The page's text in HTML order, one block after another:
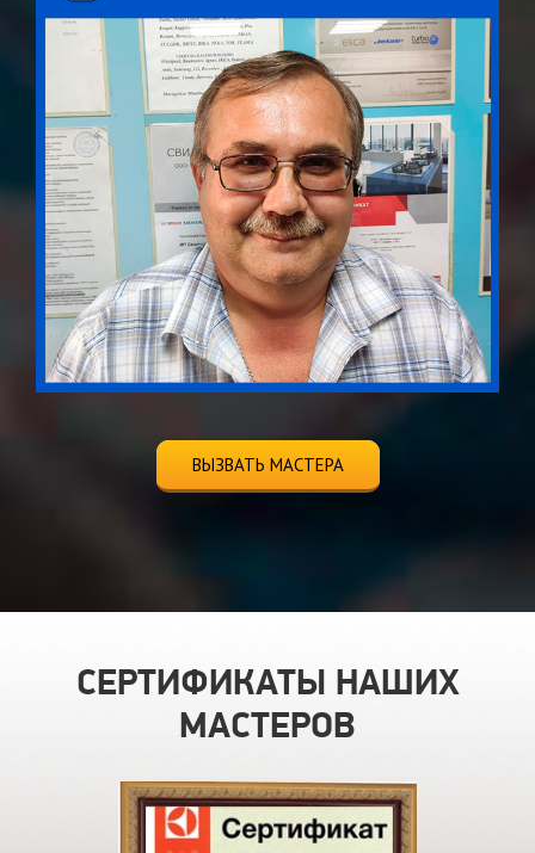
ВЫЗВАТЬ МАСТЕРА
СЕРТИФИКАТЫ НАШИХ
МАСТЕРОВ